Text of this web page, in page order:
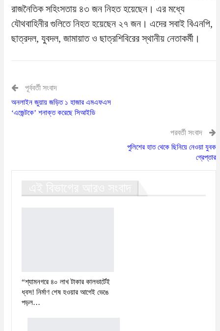
রাজনৈতিক সহিংসতায় ৪৩ জন নিহত হয়েছেন। এর মধ্যে
যৌথবাহিনীর গুলিতে নিহত হয়েছেন ২৭ জন। এদের সবাই বিএনপি,
ছাত্রদল, যুবদল, জামায়াত ও ছাত্রশিবিরের স্থানীয় নেতাকর্মী।
পূর্ববর্তী সংবাদ
অনলাইন জুয়ায় জড়িত ১ হাজার এমএফএস
‘এজেন্টকে’ শনাক্ত করেছে সিআইডি
পরবর্তী সংবাদ
পুলিশের হাত থেকে ছিনিয়ে নেওয়া যুবক
গ্রেপ্তার
“শ্যামনগরে ৪০ লাখ টাকার কালভার্টেই
ধ্বস! নির্মাণ শেষ হওয়ার আগেই ভেঙে
পড়ল…